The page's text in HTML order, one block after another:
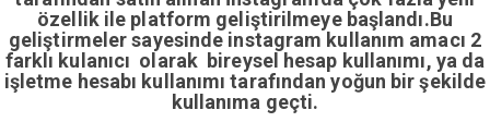
özellik ile platform geliştirilmeye başlandı.Bu
geliştirmeler sayesinde instagram kullanım amacı 2
farklı kulanıcı olarak bireysel hesap kullanımı, ya da
işletme hesabı kullanımı tarafından yoğun bir şekilde
kullanıma geçti.